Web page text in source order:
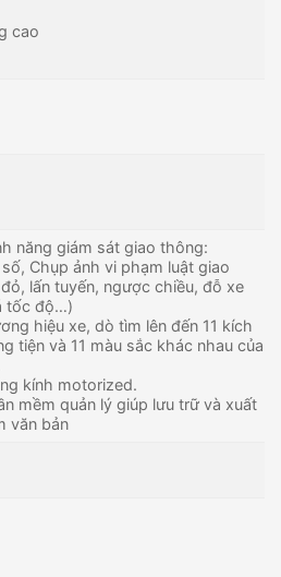
Còn hàng - Giao nhanh
cao
năng giám sát giao thông:
Chụp ảnh vi phạm luật giao
lấn tuyến, ngược chiều, đỗ xe
tốc độ…)
hiệu xe, dò tìm lên đến 11 kích
tiện và 11 màu sắc khác nhau của
kính motorized.
mềm quản lý giúp lưu trữ và xuất
văn bản